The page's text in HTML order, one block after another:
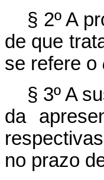
§ 2º A
de que
se refere o
§ 3º A
da
no prazo